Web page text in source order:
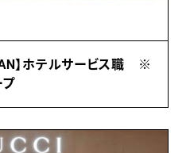
】ホテルサービス職 ※
プ